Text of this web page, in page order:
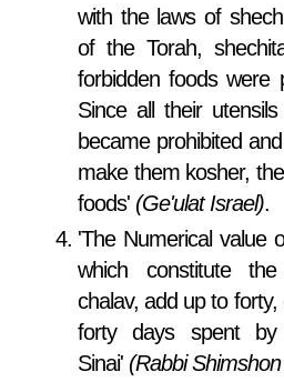
with the laws of
of the Torah,
forbidden foods were
Since all their
became prohibited
make them kosher,
foods' (Ge'ulat Israel).
'The Numerical value
which constitute
chalav, add up to
forty days spent
Sinai' (Rabbi